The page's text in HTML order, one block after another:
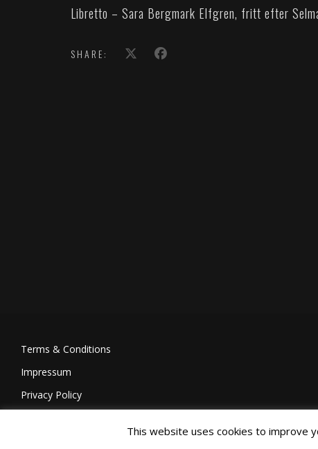
Libretto – Sara Bergmark Elfgren, fritt efter
SHARE:
Terms & Conditions
Impressum
Privacy Policy
This website uses cookies to improve